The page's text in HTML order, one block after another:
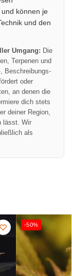
können je
und den
Umgang: Die
Terpenen und
Beschreibungs-
oder
an denen die
dich stets
deiner Region,
lässt. Wir
als
-50%